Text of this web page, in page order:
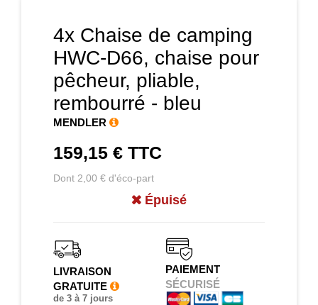
4x Chaise de camping
HWC-D66, chaise pour
pêcheur, pliable,
rembourré - bleu
MENDLER
159,15 € TTC
Dont 2,00 € d'éco-part
Épuisé
LIVRAISON
GRATUITE
de 3 à 7 jours
PAIEMENT
SÉCURISÉ